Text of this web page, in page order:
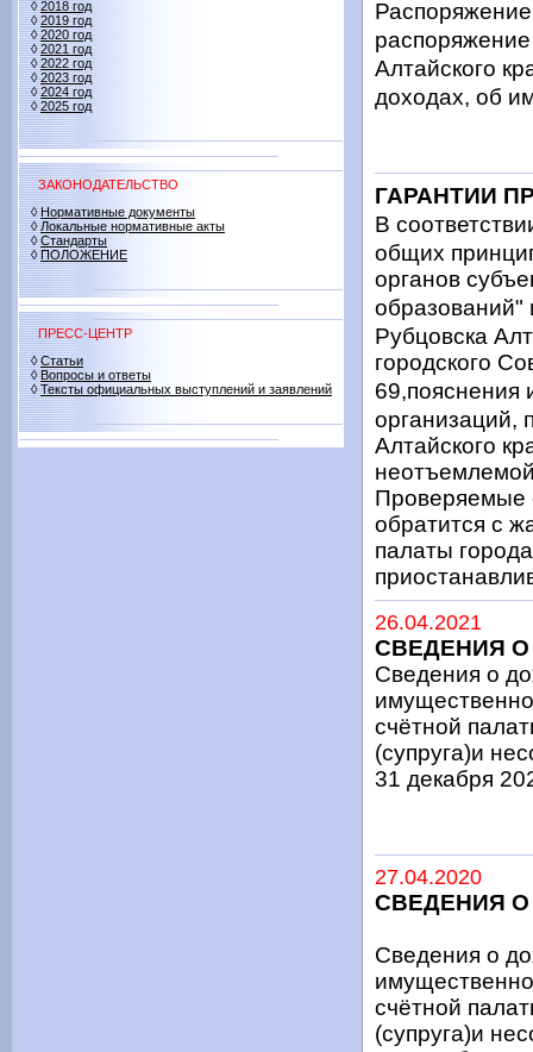
◊2018 год
◊2019 год
◊2020 год
◊2021 год
◊2022 год
◊2023 год
◊2024 год
◊2025 год
ЗАКОНОДАТЕЛЬСТВО
◊Нормативные документы
◊Локальные нормативные акты
◊Стандарты
◊ПОЛОЖЕНИЕ
ПРЕСС-ЦЕНТР
◊Статьи
◊Вопросы и ответы
◊Тексты официальных выступлений и заявлений
Алтайского
доходах, об
ГАРАНТИИ
В
общих
органов
Рубцовска
городского
организаций,
Алтайского
Проверяемые
обратится с
палаты
26.04.2021
СВЕДЕНИЯ
Сведения о
счётной
(супруга)и
31 декабря
27.04.2020
СВЕДЕНИЯ
Сведения о
счётной
(супруга)и